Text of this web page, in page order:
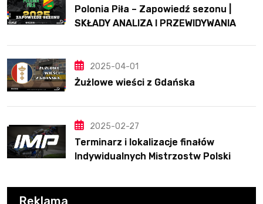
Polonia Piła – Zapowiedź sezonu |
SKŁADY ANALIZA I PRZEWIDYWANIA
2025-04-01
Żużlowe wieści z Gdańska
2025-02-27
Terminarz i lokalizacje finałów
Indywidualnych Mistrzostw Polski
Reklama